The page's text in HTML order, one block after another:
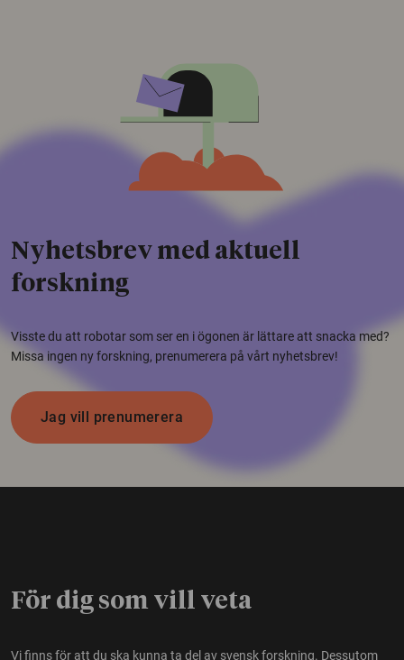
Nyhetsbrev med aktuell
forskning
Visste du att robotar som ser en i ögonen är lättare att snacka med?
Missa ingen ny forskning, prenumerera på vårt nyhetsbrev!
Jag vill prenumerera
För dig som vill veta
Vi finns för att du ska kunna ta del av svensk forskning. Dessutom